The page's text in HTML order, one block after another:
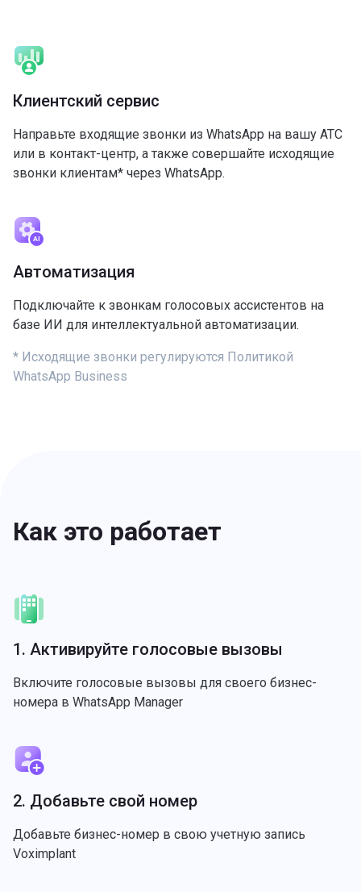
Клиентский сервис
Направьте входящие звонки из WhatsApp на вашу АТС
или в контакт-центр, а также совершайте исходящие
звонки клиентам* через WhatsApp.
Автоматизация
Подключайте к звонкам голосовых ассистентов на
базе ИИ для интеллектуальной автоматизации.
* Исходящие звонки регулируются Политикой
WhatsApp Business
Как это работает
1. Активируйте голосовые вызовы
Включите голосовые вызовы для своего бизнес-
номера в WhatsApp Manager
2. Добавьте свой номер
Добавьте бизнес-номер в свою учетную запись
Voximplant